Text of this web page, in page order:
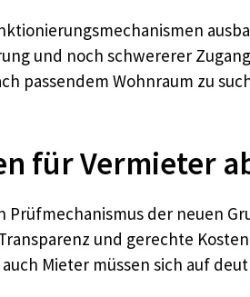
und noch schwererer
passendem Wohnraum zu
für Vermieter
der neuen
und gerechte
Mieter müssen sich auf